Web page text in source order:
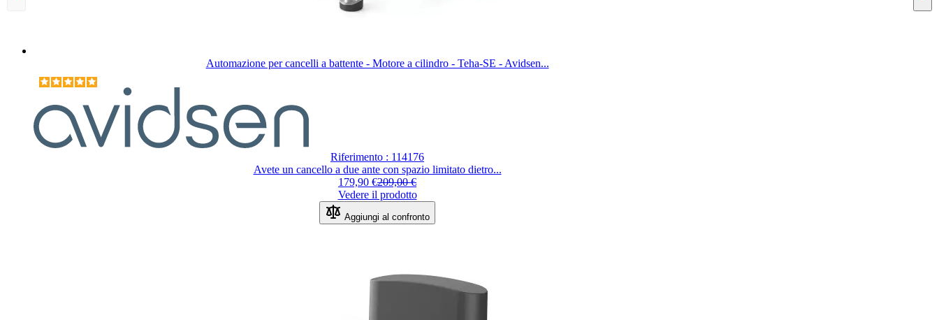
Automazione per cancelli a battente - Motore a cilindro - Teha-SE - Avidsen...
Riferimento : 114176
Avete un cancello a due ante con spazio limitato dietro...
Special Price
179,90 € Regular Price
209,00 €
Vedere il prodotto
Aggiungi al confronto